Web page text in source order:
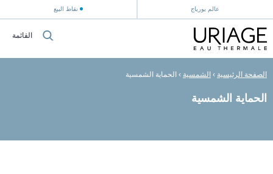
عالم يورياج نقاط البيع
القائمة
الصفحة الرئيسية › الشمسية › الحماية الشمسية
الحماية الشمسية